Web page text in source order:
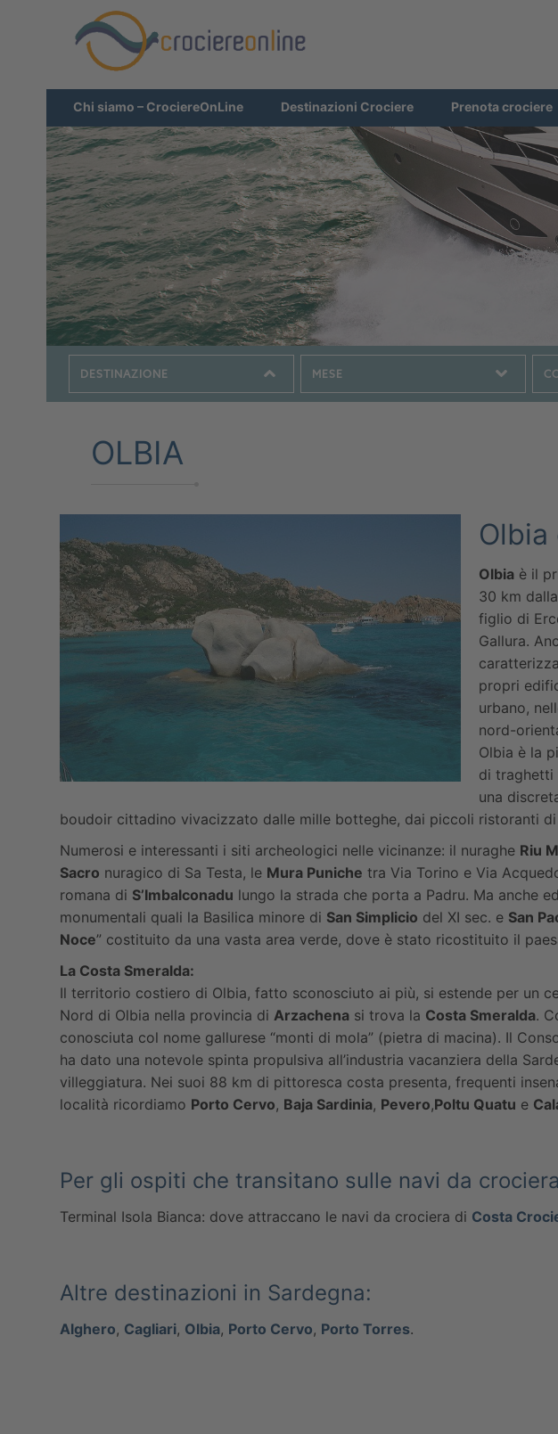
Chi siamo – CrociereOnLine Destinazioni Crociere Prenota crociere
OLBIA
Olbia
Olbia è il
30 km
figlio di
Gallura.
propri
urbano,
nord-
Olbia è la
di traghetti
una
boudoir cittadino vivacizzato dalle mille botteghe, dai piccoli ristoranti
Numerosi e interessanti i siti archeologici nelle vicinanze: il nuraghe Riu
Sacro nuragico di Sa Testa, le Mura Puniche tra Via Torino e Via
romana di S’Imbalconadu lungo la strada che porta a Padru. Ma anche
monumentali quali la Basilica minore di San Simplicio del XI sec. e San
Noce” costituito da una vasta area verde, dove è stato ricostituito il
La Costa Smeralda:
Il territorio costiero di Olbia, fatto sconosciuto ai più, si estende per un
Nord di Olbia nella provincia di Arzachena si trova la Costa Smeralda.
conosciuta col nome gallurese “monti di mola” (pietra di macina). Il
ha dato una notevole spinta propulsiva all’industria vacanziera della
villeggiatura. Nei suoi 88 km di pittoresca costa presenta, frequenti
località ricordiamo Porto Cervo, Baja Sardinia, Pevero,Poltu Quatu e
Per gli ospiti che transitano sulle navi da
Terminal Isola Bianca: dove attraccano le navi da crociera di Costa
Altre destinazioni in Sardegna:
Alghero, Cagliari, Olbia, Porto Cervo, Porto Torres.